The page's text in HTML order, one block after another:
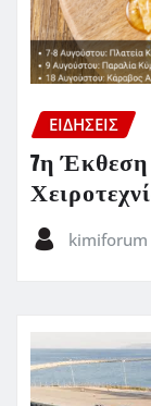
ΕΙΔΗΣΕΙΣ
7η
kimiforum